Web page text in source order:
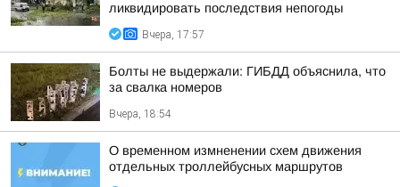
ликвидировать последствия непогоды
Вчера, 17:57
Болты не выдержали: ГИБДД объяснила, что
за свалка номеров
Вчера, 18:54
О временном измненении схем движения
отдельных троллейбусных маршрутов